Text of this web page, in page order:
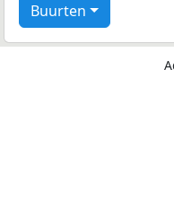
Buurten